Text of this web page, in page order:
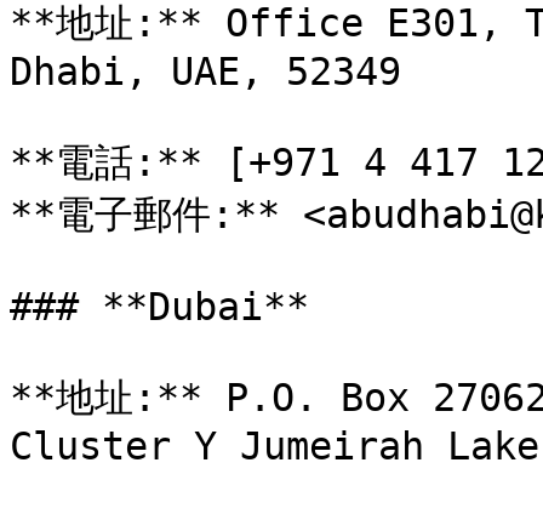
**地址:** Office E301,
Dhabi, UAE, 52349
**電話:** [+971 4 417
**電子郵件:**
### **Dubai**
**地址:** P.O. Box
Cluster Y Jumeirah